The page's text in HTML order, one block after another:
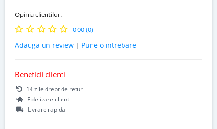
Opinia clientilor:
0.00 (0)
Adauga un review | Pune o intrebare
Beneficii clienti
14 zile drept de retur
Fidelizare clienti
Livrare rapida